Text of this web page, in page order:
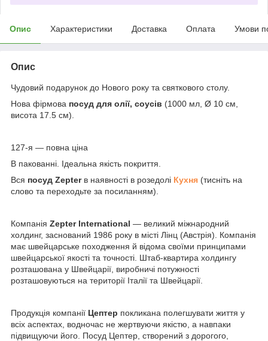
Опис Характеристики Доставка Оплата Умови
Опис
Чудовий подарунок до Нового року та святкового столу.
Нова фірмова посуд для олії, соусів (1000 мл, Ø 10 см,
висота 17.5 см).
127-я — повна ціна
В пакованні. Ідеальна якість покриття.
Вся посуд Zepterв наявності в розедолі Кухня (тисніть на
слово та переходьте за посиланням).
Компанія Zepter International — великий міжнародний
холдинг, заснований 1986 року в місті Лінц (Австрія). Компанія
має швейцарське походження й відома своїми принципами
швейцарської якості та точності. Штаб-квартира холдингу
розташована у Швейцарії, виробничі потужності
розташовуються на території Італії та Швейцарії.
Продукція компанії Цептер покликана полегшувати життя у
всіх аспектах, водночас не жертвуючи якістю, а навпаки
підвищуючи його. Посуд Цептер, створений з дорогого,